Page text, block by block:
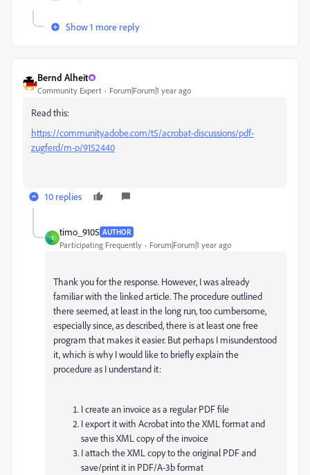
Show 1 more reply
Bernd Alheit
Community Expert Forum|Forum|1 year ago
Read this:
https://community.adobe.com/t5/acrobat-discussions/pdf-
zugferd/m-p/9152440
10 replies
T
timo_9105 AUTHOR
Participating Frequently Forum|Forum|1 year ago
Thank you for the response. However, I was already
familiar with the linked article. The procedure outlined
there seemed, at least in the long run, too cumbersome,
especially since, as described, there is at least one free
program that makes it easier. But perhaps I misunderstood
it, which is why I would like to briefly explain the
procedure as I understand it:
I create an invoice as a regular PDF file
I export it with Acrobat into the XML format and
save this XML copy of the invoice
I attach the XML copy to the original PDF and
save/print it in PDF/A-3b format